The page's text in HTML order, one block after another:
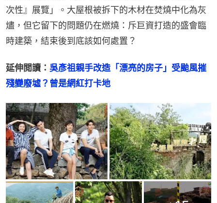
次性』展覽」。大屋根被拆下的木材在焚燒中化為灰
燼，但它留下的問題仍在燃燒：斥巨資打造的盛會臨
時建築，結束後到底該如何處置？
延伸閲讀： 吳彥祖親手改造「漂亮的房子」受颱風摧
殘變廢墟？曾是網紅打卡地